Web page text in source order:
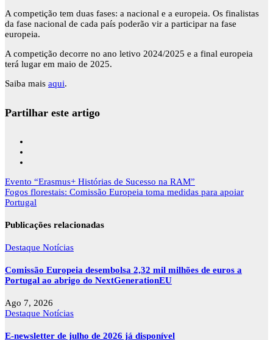
A competição tem duas fases: a nacional e a europeia. Os finalistas
da fase nacional de cada país poderão vir a participar na fase
europeia.
A competição decorre no ano letivo 2024/2025 e a final europeia
terá lugar em maio de 2025.
Saiba mais aqui.
Partilhar este artigo
Navegação
de
artigos
Evento “Erasmus+ Histórias de Sucesso na RAM”
Fogos florestais: Comissão Europeia toma medidas para apoiar
Portugal
Publicações relacionadas
Destaque Notícias
Comissão Europeia desembolsa 2,32 mil milhões de euros a
Portugal ao abrigo do NextGenerationEU
Ago 7, 2026
Destaque Notícias
E-newsletter de julho de 2026 já disponível